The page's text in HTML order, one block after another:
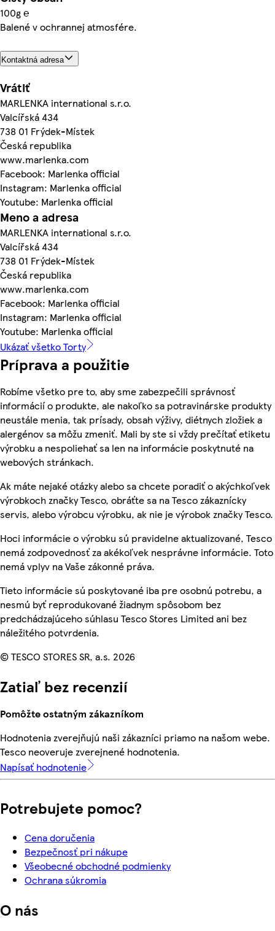
100g ℮
Balené v ochrannej atmosfére.
Kontaktná adresa
Vrátiť
MARLENKA international s.r.o.
Valcířská 434
738 01 Frýdek-Místek
Česká republika
www.marlenka.com
Facebook: Marlenka official
Instagram: Marlenka official
Youtube: Marlenka official
Meno a adresa
MARLENKA international s.r.o.
Valcířská 434
738 01 Frýdek-Místek
Česká republika
www.marlenka.com
Facebook: Marlenka official
Instagram: Marlenka official
Youtube: Marlenka official
Ukázať všetko Torty
Príprava a použitie
Robíme všetko pre to, aby sme zabezpečili správnosť
informácií o produkte, ale nakoľko sa potravinárske produkty
neustále menia, tak prísady, obsah výživy, diétnych zložiek a
alergénov sa môžu zmeniť. Mali by ste si vždy prečítať etiketu
výrobku a nespoliehať sa len na informácie poskytnuté na
webových stránkach.
Ak máte nejaké otázky alebo sa chcete poradiť o akýchkoľvek
výrobkoch značky Tesco, obráťte sa na Tesco zákaznícky
servis, alebo výrobcu výrobku, ak nie je výrobok značky Tesco.
Hoci informácie o výrobku sú pravidelne aktualizované, Tesco
nemá zodpovednosť za akékoľvek nesprávne informácie. Toto
nemá vplyv na Vaše zákonné práva.
Tieto informácie sú poskytované iba pre osobnú potrebu, a
nesmú byť reprodukované žiadnym spôsobom bez
predchádzajúceho súhlasu Tesco Stores Limited ani bez
náležitého potvrdenia.
© TESCO STORES SR, a.s. 2026
Zatiaľ bez recenzií
Pomôžte ostatným zákazníkom
Hodnotenia zverejňujú naši zákazníci priamo na našom webe.
Tesco neoveruje zverejnené hodnotenia.
Napísať hodnotenie
Potrebujete pomoc?
Cena doručenia
Bezpečnosť pri nákupe
Všeobecné obchodné podmienky
Ochrana súkromia
O nás